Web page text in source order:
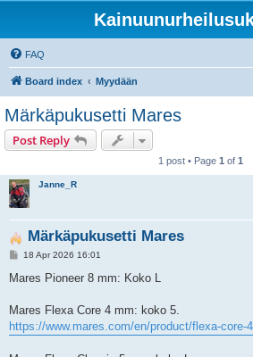
FAQ
Board index Myydään
Märkäpukusetti Mares
Post Reply
1 post • Page 1 of 1
Janne_R
Märkäpukusetti Mares
P
s
18 Apr 2026 16:01
Mares Pioneer 8 mm: Koko L
Mares Flexa Core 4 mm: koko 5.
https://www.mares.com/en/product/flexa-core-